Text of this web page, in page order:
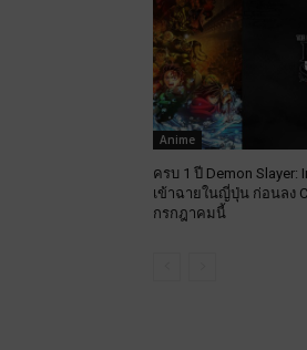
Anime
ครบ 1 ปี Demon Slayer:
เข้าฉายในญี่ปุ่น ก่อนลง
กรกฎาคมนี้